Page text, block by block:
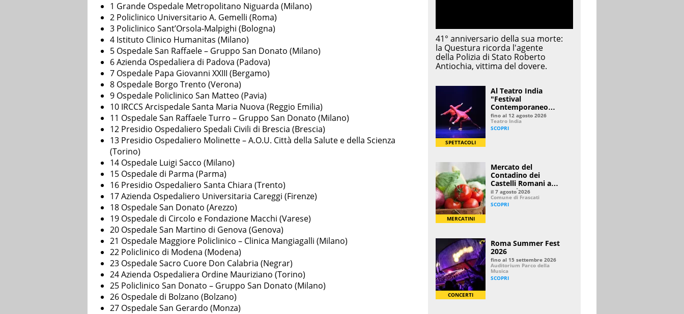
1 Grande Ospedale Metropolitano Niguarda (Milano)
2 Policlinico Universitario A. Gemelli (Roma)
3 Policlinico Sant’Orsola-Malpighi (Bologna)
4 Istituto Clinico Humanitas (Milano)
5 Ospedale San Raffaele – Gruppo San Donato (Milano)
6 Azienda Ospedaliera di Padova (Padova)
7 Ospedale Papa Giovanni XXIII (Bergamo)
8 Ospedale Borgo Trento (Verona)
9 Ospedale Policlinico San Matteo (Pavia)
10 IRCCS Arcispedale Santa Maria Nuova (Reggio Emilia)
11 Ospedale San Raffaele Turro – Gruppo San Donato (Milano)
12 Presidio Ospedaliero Spedali Civili di Brescia (Brescia)
13 Presidio Ospedaliero Molinette – A.O.U. Città della Salute e della Scienza
(Torino)
14 Ospedale Luigi Sacco (Milano)
15 Ospedale di Parma (Parma)
16 Presidio Ospedaliero Santa Chiara (Trento)
17 Azienda Ospedaliero Universitaria Careggi (Firenze)
18 Ospedale San Donato (Arezzo)
19 Ospedale di Circolo e Fondazione Macchi (Varese)
20 Ospedale San Martino di Genova (Genova)
21 Ospedale Maggiore Policlinico – Clinica Mangiagalli (Milano)
22 Policlinico di Modena (Modena)
23 Ospedale Sacro Cuore Don Calabria (Negrar)
24 Azienda Ospedaliera Ordine Mauriziano (Torino)
25 Policlinico San Donato – Gruppo San Donato (Milano)
26 Ospedale di Bolzano (Bolzano)
27 Ospedale San Gerardo (Monza)